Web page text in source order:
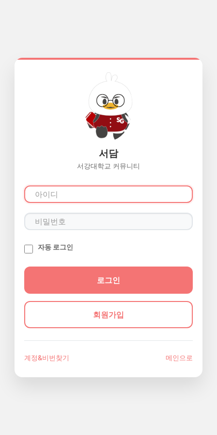
서담
서강대학교 커뮤니티
자동 로그인
회원가입
계정&비번찾기 메인으로